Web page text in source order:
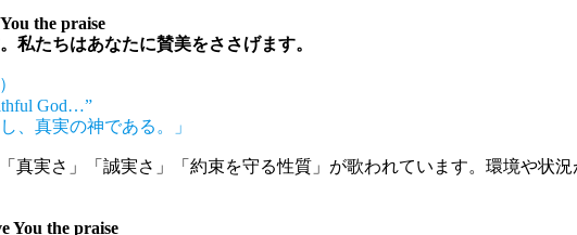
the praise
私たちはあなたに賛美をささげます。
God…”
、真実の神である。」
真実さ」「誠実さ」「約束を守る性質」が歌われています。環境や
You the praise